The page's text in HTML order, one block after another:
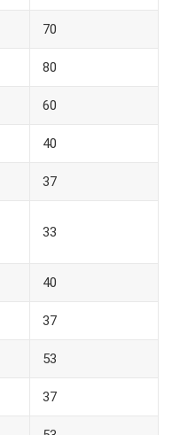
70
80
60
40
37
33
40
37
53
37